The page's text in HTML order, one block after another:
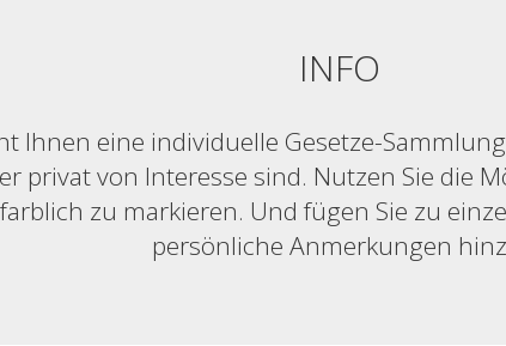
INFO
Ihnen eine individuelle Gesetze-
privat von Interesse sind. Nutzen Sie die
zu markieren. Und fügen Sie zu
persönliche Anmerkungen